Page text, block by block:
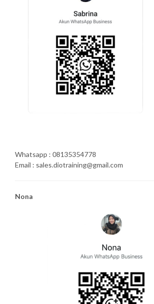
Whatsapp : 08135354778
Email : sales.diotraining@gmail.com
Nona